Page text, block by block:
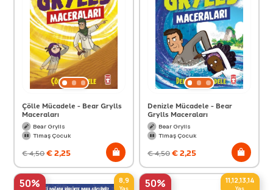
Çölle Mücadele - Bear Grylls
Maceraları
Bear Grylls
Timaş Çocuk
€4,50€2,25
Denizle Mücadele - Bear
Grylls Maceraları
Bear Grylls
Timaş Çocuk
€4,50€2,25
50% 8,9 50% 11,12,13,14